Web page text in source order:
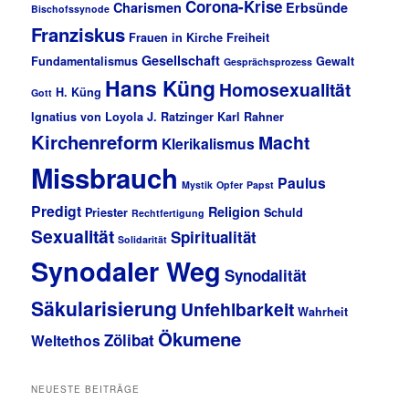
Bischofssynode Charismen Corona-Krise Erbsünde
Franziskus Frauen in Kirche Freiheit
Fundamentalismus Gesellschaft Gesprächsprozess Gewalt
Gott H. Küng Hans Küng Homosexualität
Ignatius von Loyola J. Ratzinger Karl Rahner
Kirchenreform Klerikalismus Macht
Missbrauch Mystik Opfer Papst Paulus
Predigt Priester Rechtfertigung Religion Schuld
Sexualität Solidarität Spiritualität
Synodaler Weg Synodalität
Säkularisierung Unfehlbarkeit Wahrheit
WeltethosZölibatÖkumene
NEUESTE BEITRÄGE